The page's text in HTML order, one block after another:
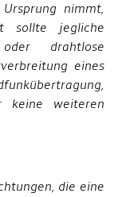
nimmt,
sollte jegliche
oder drahtlose
eines
keine weiteren
die eine